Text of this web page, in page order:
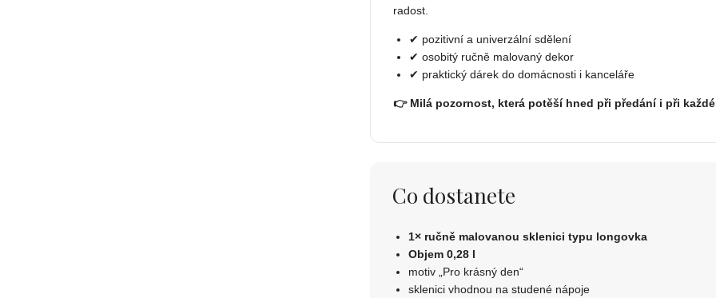
radost.
✔ pozitivní a univerzální sdělení
✔ osobitý ručně malovaný dekor
✔ praktický dárek do domácnosti i kanceláře
👉 Milá pozornost, která potěší hned při předání i při
Co dostanete
1× ručně malovanou sklenici typu longovka
Objem 0,28 l
motiv „Pro krásný den“
sklenici vhodnou na studené nápoje